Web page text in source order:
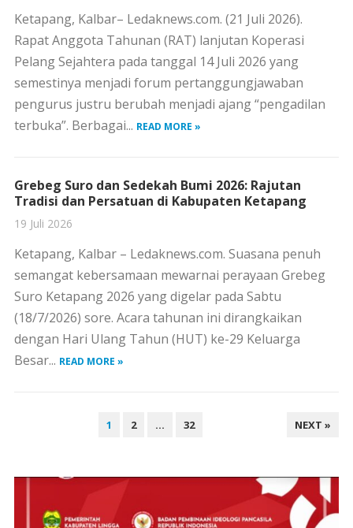
Ketapang, Kalbar– Ledaknews.com. (21 Juli 2026).
Rapat Anggota Tahunan (RAT) lanjutan Koperasi
Pelang Sejahtera pada tanggal 14 Juli 2026 yang
semestinya menjadi forum pertanggungjawaban
pengurus justru berubah menjadi ajang “pengadilan
terbuka”. Berbagai... READ MORE »
Grebeg Suro dan Sedekah Bumi 2026: Rajutan
Tradisi dan Persatuan di Kabupaten Ketapang
19 Juli 2026
Ketapang, Kalbar – Ledaknews.com. Suasana penuh
semangat kebersamaan mewarnai perayaan Grebeg
Suro Ketapang 2026 yang digelar pada Sabtu
(18/7/2026) sore. Acara tahunan ini dirangkaikan
dengan Hari Ulang Tahun (HUT) ke-29 Keluarga
Besar... READ MORE »
1 2 … 32 NEXT »